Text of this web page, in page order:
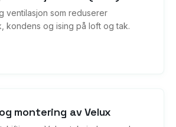
ventilasjon som reduserer
kondens og ising på loft og tak.
montering av Velux